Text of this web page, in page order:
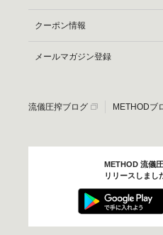
クーポン情報
メールマガジン登録
流儀圧搾ブログ METHODブ
METHOD 流儀
リリースしまし